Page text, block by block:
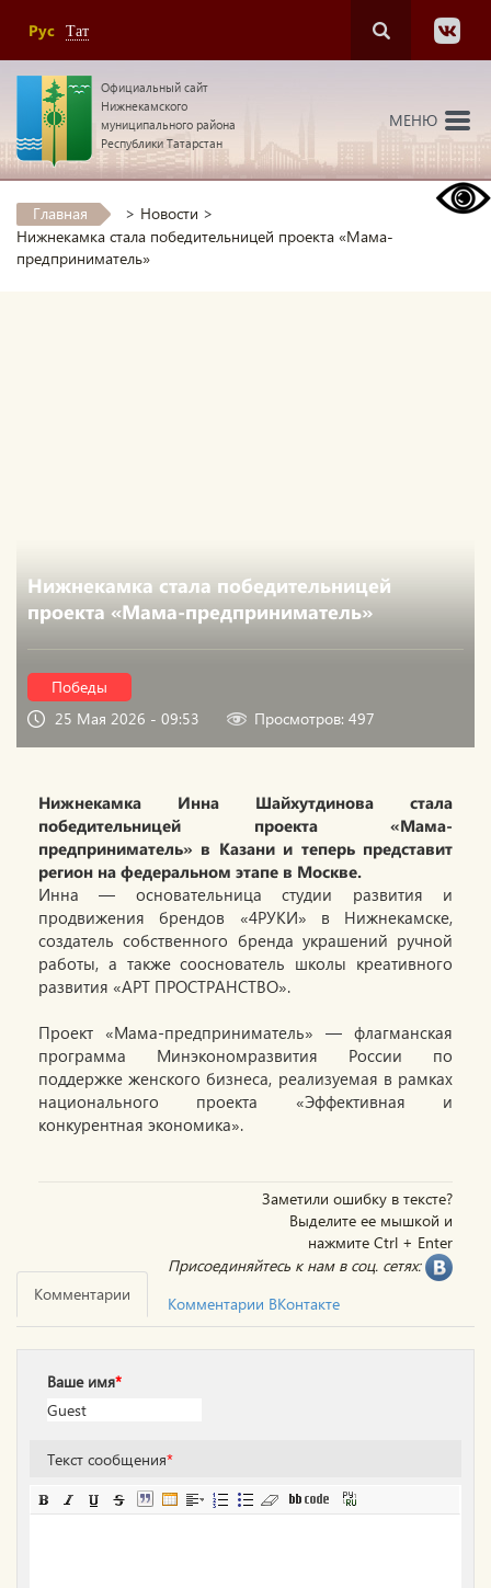
Рус Тат
Официальный сайт
Нижнекамского
муниципального района
Республики Татарстан
МЕНЮ
Главная > Новости >
Нижнекамка стала победительницей проекта «Мама-
предприниматель»
Нижнекамка стала победительницей
проекта «Мама-предприниматель»
Победы
25 Мая 2026 - 09:53
Просмотров: 497
Нижнекамка Инна Шайхутдинова стала
победительницей проекта «Мама-
предприниматель» в Казани и теперь представит
регион на федеральном этапе в Москве.
Инна — основательница студии развития и
продвижения брендов «4РУКИ» в Нижнекамске,
создатель собственного бренда украшений ручной
работы, а также сооснователь школы креативного
развития «АРТ ПРОСТРАНСТВО».
Проект «Мама-предприниматель» — флагманская
программа Минэкономразвития России по
поддержке женского бизнеса, реализуемая в рамках
национального проекта «Эффективная и
конкурентная экономика».
Заметили ошибку в тексте?
Выделите ее мышкой и
нажмите Ctrl + Enter
Присоединяйтесь к нам в соц. сетях:
Комментарии
Комментарии ВКонтакте
Ваше имя*
Текст сообщения*